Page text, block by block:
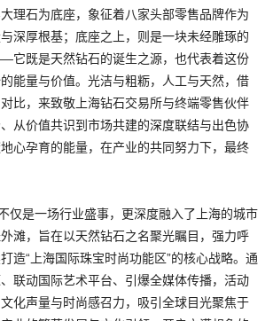
理石为底座，象征着八家头部零售品牌作为
深厚根基；底座之上，则是一块未经雕琢的
它既是天然钻石的诞生之源，也代表着这份
能量与价值。光洁与粗粝，人工与天然，借
比，来致敬上海钻石交易所与终端零售伙伴
从价值共识到市场共建的深度联结与出色协
心孕育的能量，在产业的共同努力下，最终
仅是一场行业盛事，更深度融入了上海的城市
滩，旨在以天然钻石之名聚光瞩目，强力呼
造“上海国际珠宝时尚功能区”的核心战略。通
联动国际艺术平台、引爆全媒体传播，活动
化声量与时尚感召力，吸引全球目光聚焦于